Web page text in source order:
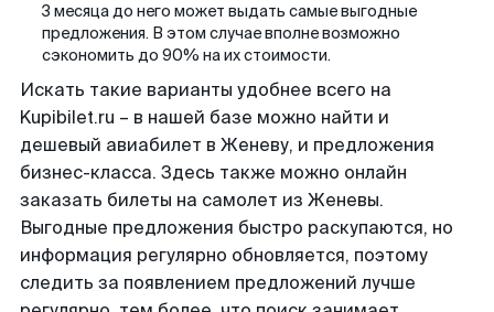
3 месяца до него может выдать самые выгодные
предложения. В этом случае вполне возможно
сэкономить до 90% на их стоимости.
Искать такие варианты удобнее всего на
Kupibilet.ru – в нашей базе можно найти и
дешевый авиабилет в Женеву, и предложения
бизнес-класса. Здесь также можно онлайн
заказать билеты на самолет из Женевы.
Выгодные предложения быстро раскупаются, но
информация регулярно обновляется, поэтому
следить за появлением предложений лучше